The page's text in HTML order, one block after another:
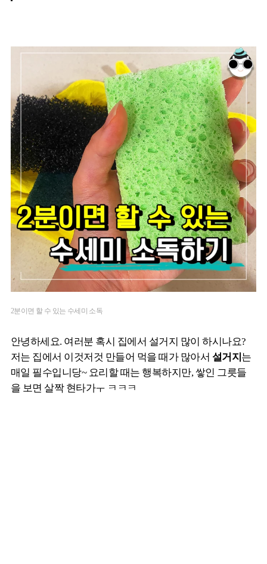
2분이면 할 수 있는 수세미 소독
안녕하세요. 여러분 혹시 집에서 설거지 많이 하시나요?
저는 집에서 이것저것 만들어 먹을 때가 많아서 설거지 는
매일 필수입니당~ 요리할 때는 행복하지만, 쌓인 그릇들
을 보면 살짝 현타가ㅜ ㅋㅋㅋ